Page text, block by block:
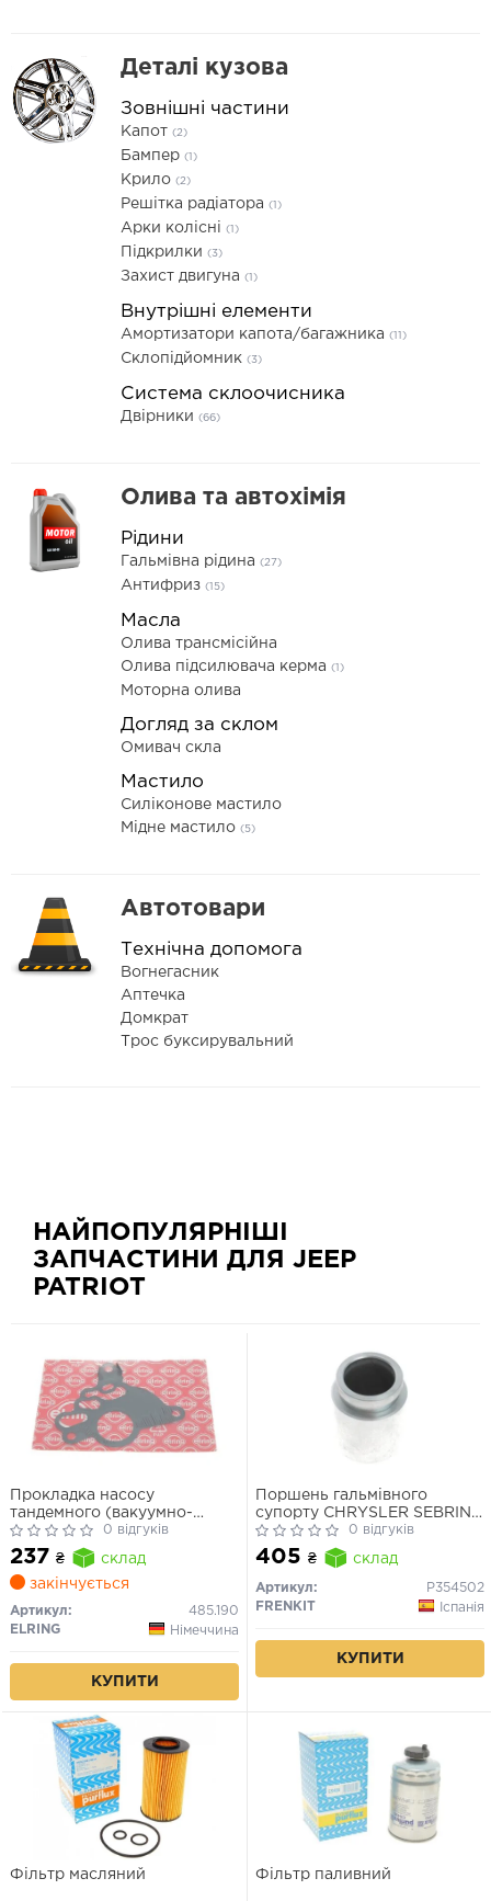
Деталі кузова
Зовнішні частини
Капот (2)
Бампер (1)
Крило (2)
Решітка радіатора (1)
Арки колісні (1)
Підкрилки (3)
Захист двигуна (1)
Внутрішні елементи
Амортизатори капота/багажника (11)
Склопідйомник (3)
Система склоочисника
Двірники (66)
Олива та автохімія
Рідини
Гальмівна рідина (27)
Антифриз (15)
Масла
Олива трансмісійна
Олива підсилювача керма (1)
Моторна олива
Догляд за склом
Омивач скла
Мастило
Силіконове мастило
Мідне мастило (5)
Автотовари
Технічна допомога
Вогнегасник
Аптечка
Домкрат
Трос буксирувальний
НАЙПОПУЛЯРНІШІ
ЗАПЧАСТИНИ ДЛЯ JEEP
PATRIOT
Прокладка насосу
тандемного (вакуумно-
паливного)
0 відгуків
237 ₴
склад
закінчується
Артикул:
485.190
ELRING
Німеччина
КУПИТИ
Поршень гальмівного
супорту CHRYSLER SEBRING
(JS) 07-10,SEBRING кабрио
(JS) 07-10,CITROEN C4
AIRCROSS 12-н.в
0 відгуків
405 ₴ склад
Артикул:
P354502
FRENKIT
Іспанія
КУПИТИ
Фільтр масляний Фільтр паливний